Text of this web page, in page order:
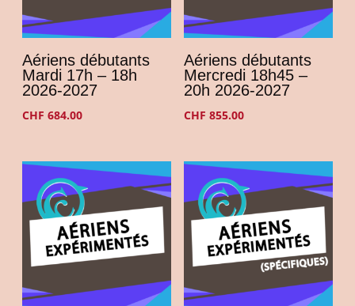
Aériens débutants
Mardi 17h – 18h
2026-2027
CHF 684.00
Aériens débutants
Mercredi 18h45 –
20h 2026-2027
CHF 855.00